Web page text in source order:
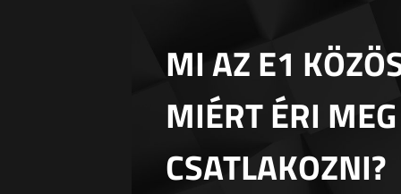
MI AZ E1
MIÉRT ÉRI MEG
CSATLAKOZNI?